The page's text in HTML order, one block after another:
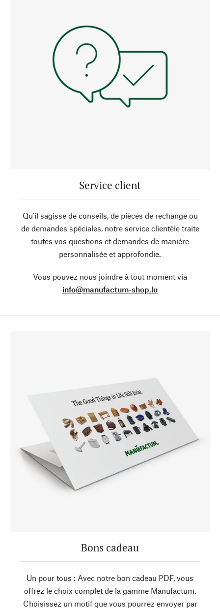
Service client
Qu’il sagisse de conseils, de pièces de rechange ou
de demandes spéciales, notre service clientèle traite
toutes vos questions et demandes de manière
personnalisée et approfondie.
Vous pouvez nous joindre à tout moment via
info@manufactum-shop.lu
Bons cadeau
Un pour tous : Avec notre bon cadeau PDF, vous
offrez le choix complet de la gamme Manufactum.
Choisissez un motif que vous pourrez envoyer par